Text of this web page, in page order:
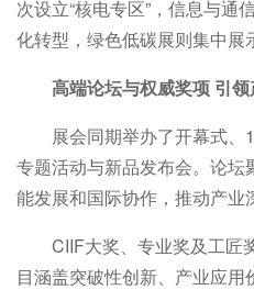
次设立“核电专区”，信息与通
化转型，绿色低碳展则集中展
高端论坛与权威奖项 引领
展会同期举办了开幕式、
专题活动与新品发布会。论
能发展和国际协作，推动产业
CIIF大奖、专业奖及工匠
目涵盖突破性创新、产业应